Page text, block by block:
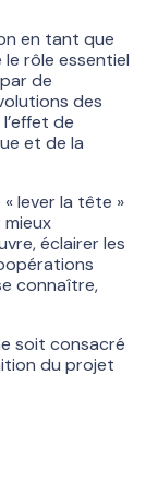
en tant que
rôle essentiel
de
des
de
et de la
lever la tête »
éclairer les
connaître,
soit consacré
du projet